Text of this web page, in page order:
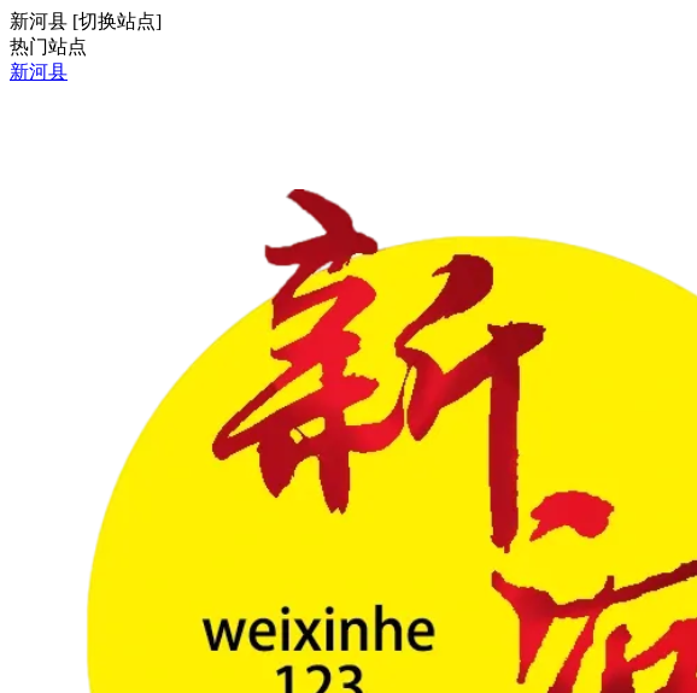
新河县 [切换站点]
热门站点
新河县